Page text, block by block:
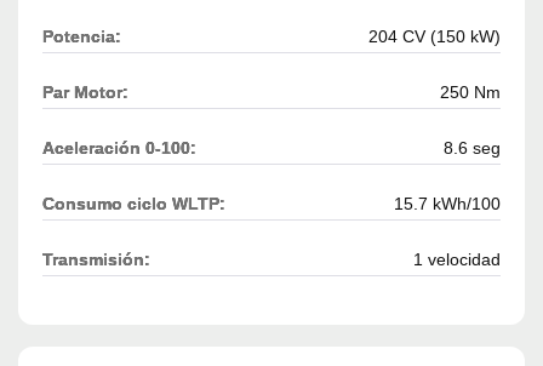
Potencia: 204 CV (150 kW)
Par Motor: 250 Nm
Aceleración 0-100: 8.6 seg
Consumo ciclo WLTP: 15.7 kWh/100
Transmisión: 1 velocidad